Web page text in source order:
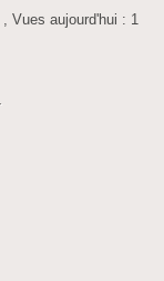
, Vues aujourd'hui : 1